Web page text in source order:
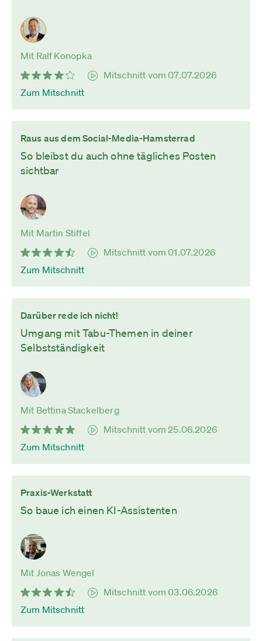
Mit Ralf Konopka
Mitschnitt vom 07.07.2026
Zum Mitschnitt
Raus aus dem Social-Media-Hamsterrad
So bleibst du auch ohne tägliches Posten
sichtbar
Mit Martin Stiffel
Mitschnitt vom 01.07.2026
Zum Mitschnitt
Darüber rede ich nicht!
Umgang mit Tabu-Themen in deiner
Selbstständigkeit
Mit Bettina Stackelberg
Mitschnitt vom 25.06.2026
Zum Mitschnitt
Praxis-Werkstatt
So baue ich einen KI-Assistenten
Mit Jonas Wengel
Mitschnitt vom 03.06.2026
Zum Mitschnitt